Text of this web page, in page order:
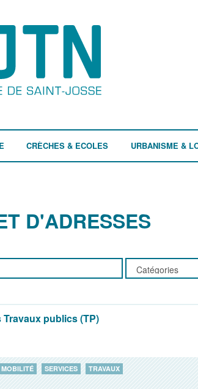
CRÈCHES & ECOLES URBANISME &
D'ADRESSES
Travaux publics (TP)
MOBILITÉ SERVICES TRAVAUX